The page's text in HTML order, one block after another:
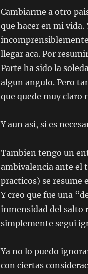
Cambiarme a otro
que hacer en mi
llegar aca. Por
Parte ha sido la
algun angulo. Pero
que quede muy claro
Y aun asi, si es
Tambien tengo un
ambivalencia ante el
practicos) se resume
Y creo que fue una
inmensidad del salto
simplemente segui
Ya no lo puedo
con ciertas